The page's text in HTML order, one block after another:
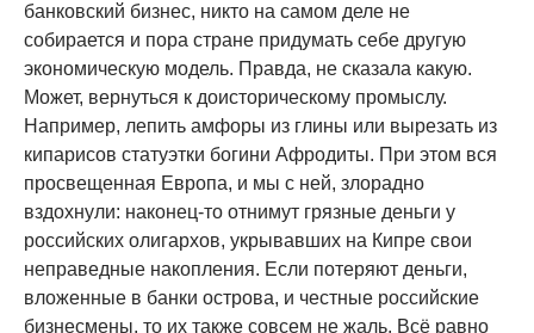
банковский бизнес, никто на самом деле не
собирается и пора стране придумать себе другую
экономическую модель. Правда, не сказала какую.
Может, вернуться к доисторическому промыслу.
Например, лепить амфоры из глины или вырезать из
кипарисов статуэтки богини Афродиты. При этом вся
просвещенная Европа, и мы с ней, злорадно
вздохнули: наконец-то отнимут грязные деньги у
российских олигархов, укрывавших на Кипре свои
неправедные накопления. Если потеряют деньги,
вложенные в банки острова, и честные российские
бизнесмены, то их также совсем не жаль. Всё равно